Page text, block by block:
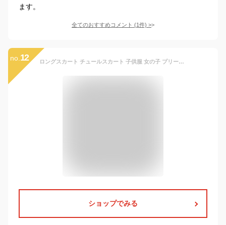
ます。
全てのおすすめコメント (1件) >
no. 12 ロングスカート チュールスカート 子供服 女の子 プリーツ スカートマキシ丈 ボトムス 無地 女児 キッズ 子ども 通園 通学 ブラック ブルー パープル グレー ピンク ベージュ 110cm 120cm 130cm 140cm 150cm 160cm 165cm
ショップでみる